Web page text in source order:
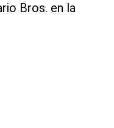
Bros. en la